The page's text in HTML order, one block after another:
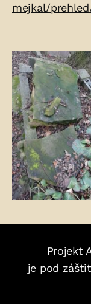
mejkal/
Projekt
je pod